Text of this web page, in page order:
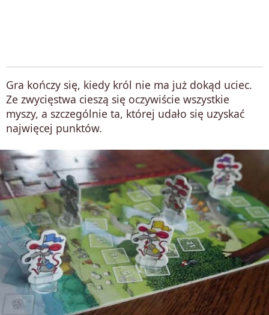
Gra kończy się, kiedy król nie ma już dokąd uciec.
Ze zwycięstwa cieszą się oczywiście wszystkie
myszy, a szczególnie ta, której udało się uzyskać
najwięcej punktów.